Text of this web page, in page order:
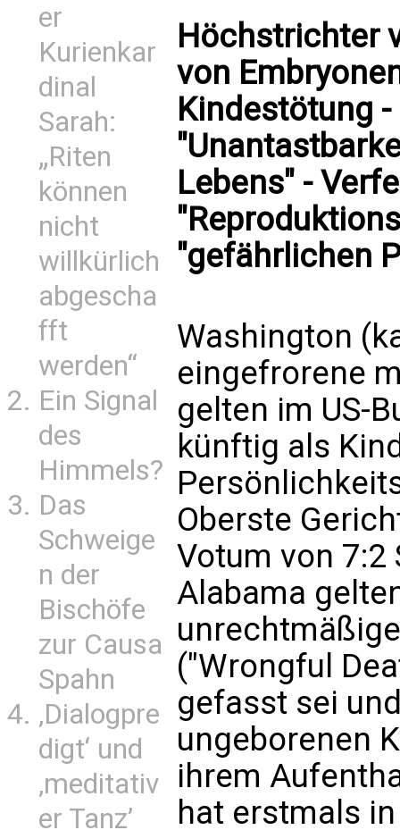
er
Kurienkar
dinal
Sarah:
„Riten
können
nicht
willkürlich
abgescha
fft
werden“
Ein Signal
des
Himmels?
Das
Schweige
n der
Bischöfe
zur Causa
Spahn
‚Dialogpre
digt‘ und
‚meditativ
er Tanz’
Höchstrichter
von
Kindestötung
Lebens" -
"gefährlichen
Washington
eingefrorene
gelten im US-
künftig als
Oberste
Votum von 7:2
Alabama
("Wrongful
gefasst sei
ungeborenen
ihrem
hat erstmals